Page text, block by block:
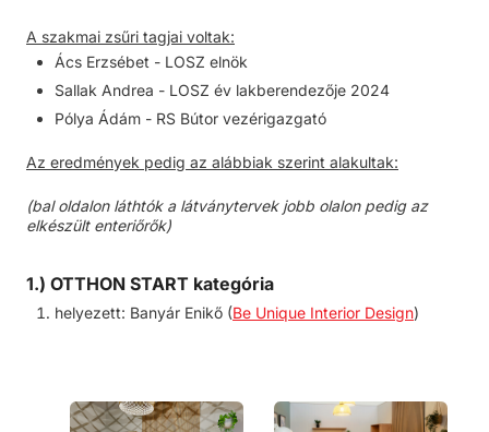
A szakmai zsűri tagjai voltak:
Ács Erzsébet - LOSZ elnök
Sallak Andrea - LOSZ év lakberendezője 2024
Pólya Ádám - RS Bútor vezérigazgató
Az eredmények pedig az alábbiak szerint alakultak:
(bal oldalon láthtók a látványtervek jobb olalon pedig az
elkészült enteriőrők)
1.) OTTHON START kategória
helyezett: Banyár Enikő (Be Unique Interior Design)